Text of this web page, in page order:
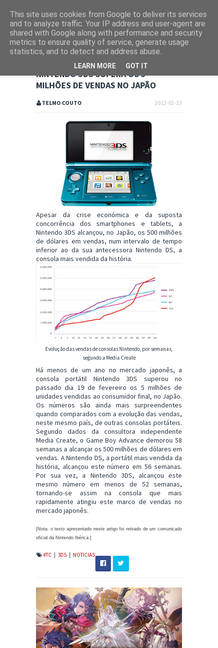
NINTENDO 3DS SUPERA OS 5
MILHÕES DE VENDAS NO JAPÃO
2012-02-23
TELMO COUTO
Apesar da crise económica e da suposta
concorrência dos smartphones e tablets, a
Nintendo 3DS alcançou, no Japão, os 500 milhões
de dólares em vendas, num intervalo de tempo
inferior ao da sua antecessora Nintendo DS, a
consola mais vendida da história.
Evolução das vendas de consolas Nintendo, por semanas,
segundo a Media Create
Há menos de um ano no mercado japonês, a
consola portátil Nintendo 3DS superou no
passado dia 19 de fevereiro os 5 milhões de
unidades vendidas ao consumidor final, no Japão.
Os números são ainda mais surpreendentes
quando comparados com a evolução das vendas,
neste mesmo país, de outras consolas portáteis.
Segundo dados da consultora independente
Media Create, o Game Boy Advance demorou 58
semanas a alcançar os 500 milhões de dólares em
vendas. A Nintendo DS, a portátil mais vendida da
história, alcançou este número em 56 semanas.
Por sua vez, a Nintendo 3DS, alcançou este
mesmo número em menos de 52 semanas,
tornando-se assim na consola que mais
rapidamente atingiu este marco de vendas no
mercado japonês.
[Nota: o texto apresentado neste artigo foi retirado de um comunicado
oficial da Nintendo Ibérica.]
#TC 3DS NOTICIAS
This site uses cookies from Google to deliver its services
and to analyze traffic. Your IP address and user-agent are
shared with Google along with performance and security
metrics to ensure quality of service, generate usage
statistics, and to detect and address abuse.
LEARN MORE GOT IT